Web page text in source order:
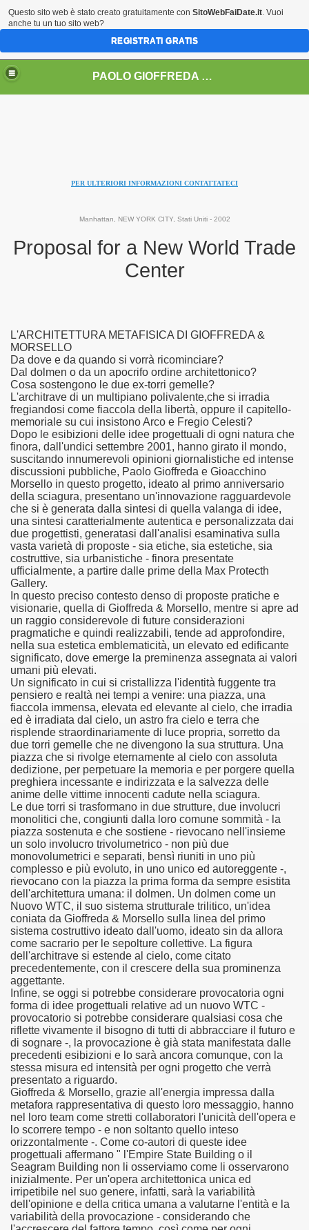
PAOLO GIOFFREDA architetto
PER ULTERIORI INFORMAZIONI CONTATTATECI
Manhattan, NEW YORK CITY, Stati Uniti - 2002
Proposal for a New World Trade
Center
L'ARCHITETTURA METAFISICA DI GIOFFREDA &
MORSELLO
Da dove e da quando si vorrà ricominciare?
Dal dolmen o da un apocrifo ordine architettonico?
Cosa sostengono le due ex-torri gemelle?
L'architrave di un multipiano polivalente,che si irradia
fregiandosi come fiaccola della libertà, oppure il capitello-
memoriale su cui insistono Arco e Fregio Celesti?
Dopo le esibizioni delle idee progettuali di ogni natura che
finora, dall'undici settembre 2001, hanno girato il mondo,
suscitando innumerevoli opinioni giornalistiche ed intense
discussioni pubbliche, Paolo Gioffreda e Gioacchino
Morsello in questo progetto, ideato al primo anniversario
della sciagura, presentano un'innovazione ragguardevole
che si è generata dalla sintesi di quella valanga di idee,
una sintesi caratterialmente autentica e personalizzata dai
due progettisti, generatasi dall'analisi esaminativa sulla
vasta varietà di proposte - sia etiche, sia estetiche, sia
costruttive, sia urbanistiche - finora presentate
ufficialmente, a partire dalle prime della Max Protecth
Gallery.
In questo preciso contesto denso di proposte pratiche e
visionarie, quella di Gioffreda & Morsello, mentre si apre ad
un raggio considerevole di future considerazioni
pragmatiche e quindi realizzabili, tende ad approfondire,
nella sua estetica emblematicità, un elevato ed edificante
significato, dove emerge la preminenza assegnata ai valori
umani più elevati.
Un significato in cui si cristallizza l'identità fuggente tra
pensiero e realtà nei tempi a venire: una piazza, una
fiaccola immensa, elevata ed elevante al cielo, che irradia
ed è irradiata dal cielo, un astro fra cielo e terra che
risplende straordinariamente di luce propria, sorretto da
due torri gemelle che ne divengono la sua struttura. Una
piazza che si rivolge eternamente al cielo con assoluta
dedizione, per perpetuare la memoria e per porgere quella
preghiera incessante e indirizzata e la salvezza delle
anime delle vittime innocenti cadute nella sciagura.
Le due torri si trasformano in due strutture, due involucri
monolitici che, congiunti dalla loro comune sommità - la
piazza sostenuta e che sostiene - rievocano nell'insieme
un solo involucro trivolumetrico - non più due
monovolumetrici e separati, bensì riuniti in uno più
complesso e più evoluto, in uno unico ed autoreggente -,
rievocano con la piazza la prima forma da sempre esistita
dell'architettura umana: il dolmen. Un dolmen come un
Nuovo WTC, il suo sistema strutturale trilitico, un'idea
coniata da Gioffreda & Morsello sulla linea del primo
sistema costruttivo ideato dall'uomo, ideato sin da allora
come sacrario per le sepolture collettive. La figura
dell'architrave si estende al cielo, come citato
precedentemente, con il crescere della sua prominenza
aggettante.
Infine, se oggi si potrebbe considerare provocatoria ogni
forma di idee progettuali relative ad un nuovo WTC -
provocatorio si potrebbe considerare qualsiasi cosa che
riflette vivamente il bisogno di tutti di abbracciare il futuro e
di sognare -, la provocazione è già stata manifestata dalle
precedenti esibizioni e lo sarà ancora comunque, con la
stessa misura ed intensità per ogni progetto che verrà
presentato a riguardo.
Gioffreda & Morsello, grazie all'energia impressa dalla
metafora rappresentativa di questo loro messaggio, hanno
nel loro team come stretti collaboratori l'unicità dell'opera e
lo scorrere tempo - e non soltanto quello inteso
orizzontalmente -. Come co-autori di queste idee
progettuali affermano " l'Empire State Building o il
Seagram Building non li osserviamo come li osservarono
inizialmente. Per un'opera architettonica unica ed
irripetibile nel suo genere, infatti, sarà la variabilità
dell'opinione e della critica umana a valutarne l'entità e la
variabilità della provocazione - considerando che
e Risanamenti Conservativi
2016
di perfezionamento
significativi
significativi
Paolo Gioffreda
Questo sito web è stato creato gratuitamente con SitoWebFaiDate.it. Vuoi
anche tu un tuo sito web?
REGISTRATI GRATIS